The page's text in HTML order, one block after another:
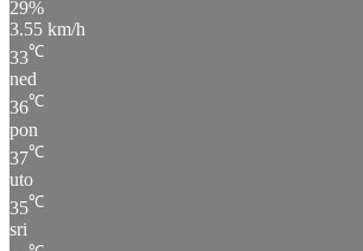
33℃
ned
36 ℃
pon
37 ℃
uto
35 ℃
sri
34 ℃
čet